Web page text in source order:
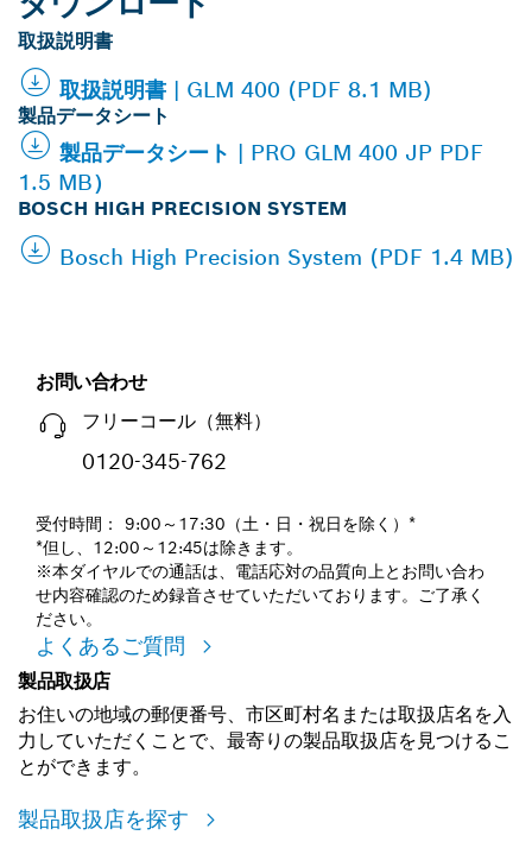
取扱説明書
取扱説明書 | GLM 400 (PDF 8.1 MB)
製品データシート
製品データシート | PRO GLM 400 JP PDF
1.5 MB）
BOSCH HIGH PRECISION SYSTEM
Bosch High Precision System (PDF 1.4 MB)
お問い合わせ
フリーコール（無料）
0120-345-762
受付時間： 9:00～17:30（土・日・祝日を除く）*
*但し、12:00～12:45は除きます。
※本ダイヤルでの通話は、電話応対の品質向上とお問い合わ
せ内容確認のため録音させていただいております。ご了承く
ださい。
よくあるご質問
製品取扱店
お住いの地域の郵便番号、市区町村名または取扱店名を入
力していただくことで、最寄りの製品取扱店を見つけるこ
とができます。
製品取扱店を探す